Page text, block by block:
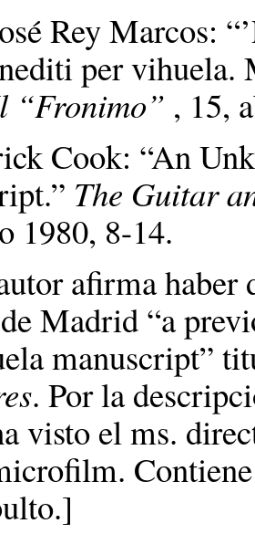
Rey Marcos:
per vihuela.
“Fronimo” , 15,
Cook: “An
The Guitar
1980, 8-14.
afirma haber
Madrid “a
manuscript”
. Por la
visto el ms.